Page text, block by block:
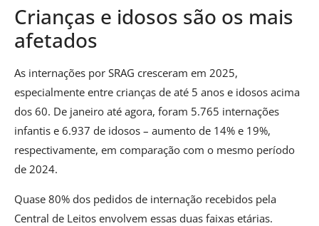
Crianças e idosos são os mais
afetados
As internações por SRAG cresceram em 2025,
especialmente entre crianças de até 5 anos e idosos acima
dos 60. De janeiro até agora, foram 5.765 internações
infantis e 6.937 de idosos – aumento de 14% e 19%,
respectivamente, em comparação com o mesmo período
de 2024.
Quase 80% dos pedidos de internação recebidos pela
Central de Leitos envolvem essas duas faixas etárias.